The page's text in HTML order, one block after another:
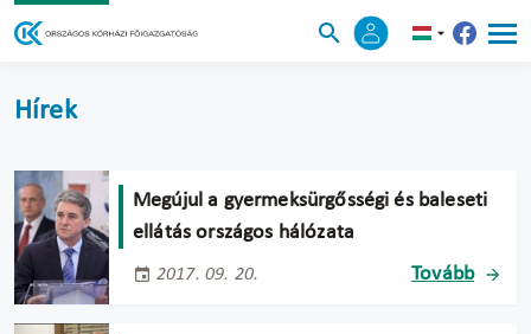
Hírek
Megújul a gyermeksürgősségi és baleseti
ellátás országos hálózata
2017. 09. 20. Tovább